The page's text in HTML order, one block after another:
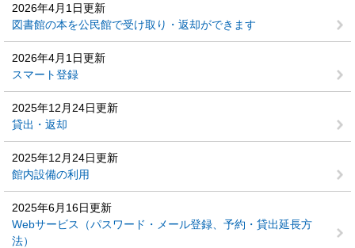
2026年4月1日更新
図書館の本を公民館で受け取り・返却ができます
2026年4月1日更新
スマート登録
2025年12月24日更新
貸出・返却
2025年12月24日更新
館内設備の利用
2025年6月16日更新
Webサービス（パスワード・メール登録、予約・貸出延長方
法）